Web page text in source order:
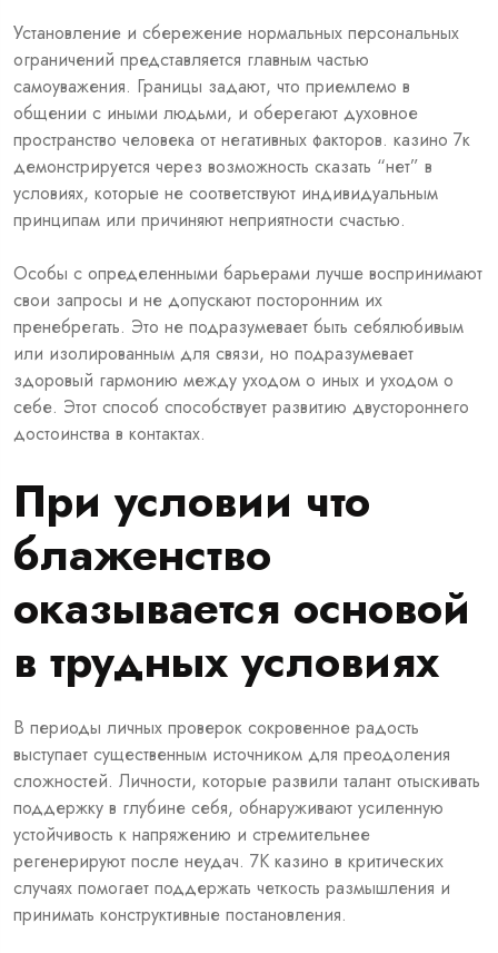
Установление и сбережение нормальных персональных
ограничений представляется главным частью
самоуважения. Границы задают, что приемлемо в
общении с иными людьми, и оберегают духовное
пространство человека от негативных факторов. казино 7к
демонстрируется через возможность сказать “нет” в
условиях, которые не соответствуют индивидуальным
принципам или причиняют неприятности счастью.
Особы с определенными барьерами лучше воспринимают
свои запросы и не допускают посторонним их
пренебрегать. Это не подразумевает быть себялюбивым
или изолированным для связи, но подразумевает
здоровый гармонию между уходом о иных и уходом о
себе. Этот способ способствует развитию двустороннего
достоинства в контактах.
При условии что
блаженство
оказывается основой
в трудных условиях
В периоды личных проверок сокровенное радость
выступает существенным источником для преодоления
сложностей. Личности, которые развили талант отыскивать
поддержку в глубине себя, обнаруживают усиленную
устойчивость к напряжению и стремительнее
регенерируют после неудач. 7К казино в критических
случаях помогает поддержать четкость размышления и
принимать конструктивные постановления.